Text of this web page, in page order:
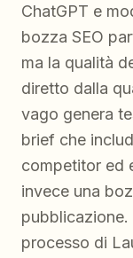
ChatGPT e
bozza SEO
ma la qualità
diretto dalla
vago genera
brief che
competitor ed
invece una
pubblicazione.
processo di